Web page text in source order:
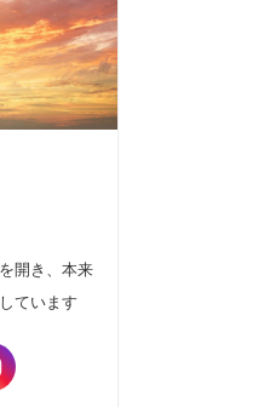
開き、本来
ています